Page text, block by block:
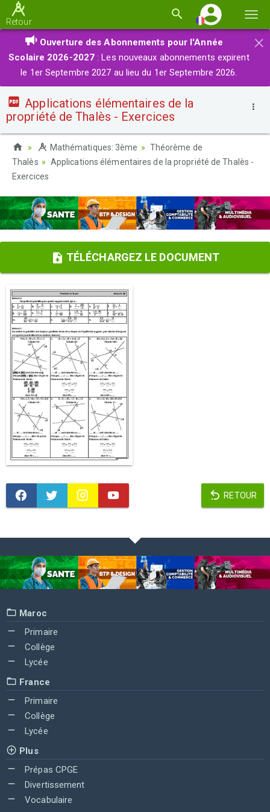
la
Retour
×
Ouverture des Abonnements pour l'Année
Scolaire 2026-2027 : Les nouveaux abonnements expirent
le 1er Septembre 2027 au lieu du 1er Septembre 2026.
Applications élémentaires de la
propriété de Thalès - Exercices
Mathématiques: 3ème
Théorème de
Thalès
Applications élémentaires de la propriété de Thalès -
Exercices
TÉLÉCHARGEZ LE DOCUMENT
RETOUR
Maroc
Primaire
Collège
Lycée
France
Primaire
Collège
Lycée
Plus
Prépas CPGE
Divertissement
Vocabulaire